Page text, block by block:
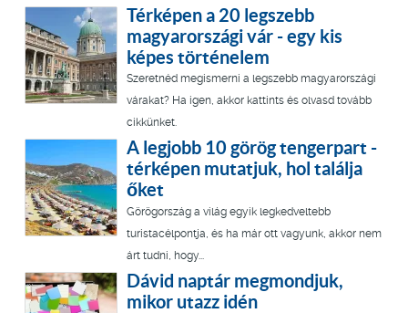
Térképen a 20 legszebb
magyarországi vár - egy kis
képes történelem
Szeretnéd megismerni a legszebb magyarországi
várakat? Ha igen, akkor kattints és olvasd tovább
cikkünket.
A legjobb 10 görög tengerpart -
térképen mutatjuk, hol találja
őket
Görögország a világ egyik legkedveltebb
turistacélpontja, és ha már ott vagyunk, akkor nem
árt tudni, hogy...
Dávid naptár megmondjuk,
mikor utazz idén